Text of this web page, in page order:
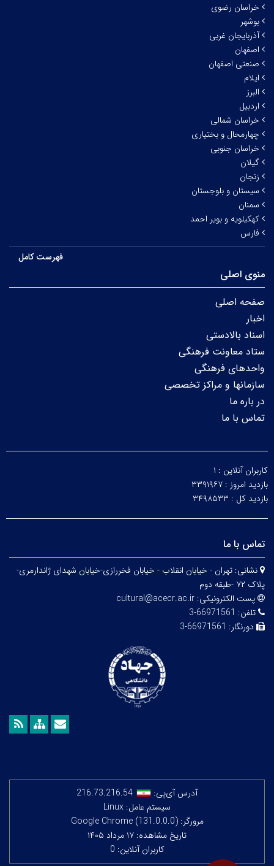
خراسان رضوی
بوشهر
آذربایجان غربی
اصفهان
صنعتی اصفهان
ایلام
البرز
اردبیل
خراسان شمالی
چهارمحال و بختیاری
خراسان جنوبی
گیلان
زنجان
سیستان و بلوجستان
سمنان
کهکیلویه و بویر احمد
فارس
فهرست کامل
منوی اصلی
صفحه اصلی
اخبار
اسناد بالادستی
ستاد معاونت فرهنگی
واحدهای فرهنگی
سازمانها و مراکز تخصصی
در باره ما
تماس با ما
کاربران آنلاین : ۱
بازدید امروز : ۳۳۹۱۹۶۷
بازدید کل : ۳۴۹۸۵۳۳
تماس با ما
نشانی: تهران - خیابان انقلاب - خیابان فخررازی-خیابان شهدای ژاندارمری-
پلاک ۷۲ -طبقه دوم
پست الکترونیکی: cultural@acecr.ac.ir
تلفن: 66971561-3
دورنگار: 66971561-3
آدرس آی‌پی:
216.73.216.54
سیستم عامل: Linux
مرورگر: Google Chrome (131.0.0.0)
تاریخ مشاهده: ۱۷ مرداد ۱۴۰۵
کاربران آنلاین: 0